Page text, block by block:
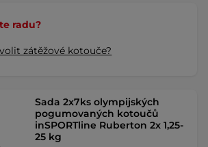
radu?
zátěžové kotouče?
Sada 2x7ks olympijských
pogumovaných kotoučů
inSPORTline Ruberton 2x 1,25-
25 kg